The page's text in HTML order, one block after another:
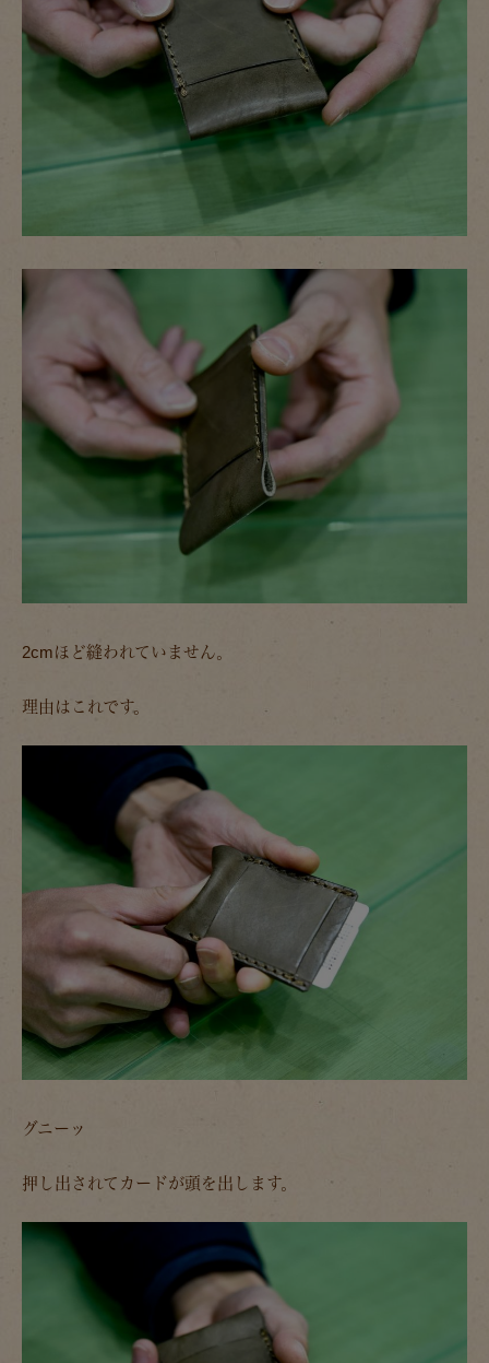
2cmほど縫われていません。
理由はこれです。
グニーッ
押し出されてカードが頭を出します。